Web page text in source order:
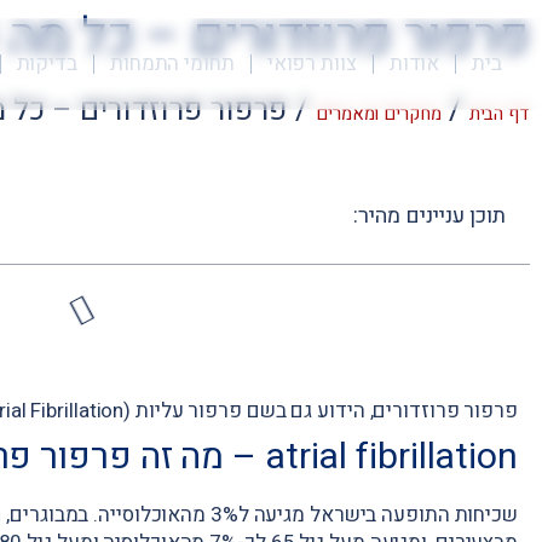
בית אודות צוות רפואי תחומי התמחות בדיקותפרפור פרוזדורים – כל
דף הבית / מחקרים ומאמרים /פרפור פרוזדורים –
תוכן עניינים מהיר:
פרפור פרוזדורים, הידוע גם בשם פרפור עליות (Atrial Fibrillation), הינו הפרעת הקצב השכיחה ביותר.
atrial fibrillation – מה זה פרפור פרוזדורים?
שכיחות התופעה בישראל מגיעה ל3%